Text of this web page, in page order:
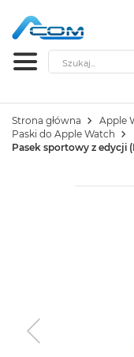
Szukaj
Strona główna Apple
Paski do Apple Watch
Pasek sportowy z edycji